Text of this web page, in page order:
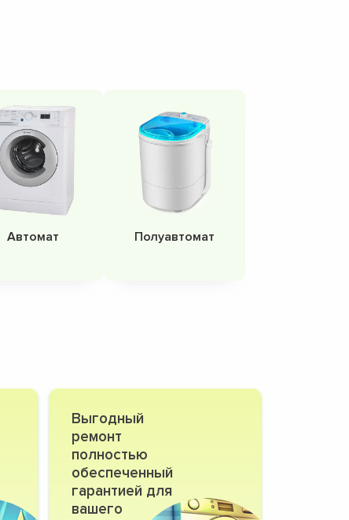
Автомат Полуавтомат
Выгодный
ремонт
полностью
обеспеченный
гарантией для
вашего